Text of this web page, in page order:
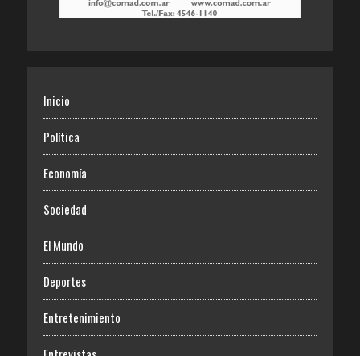
Inicio
Política
Economía
Sociedad
El Mundo
Deportes
Entretenimiento